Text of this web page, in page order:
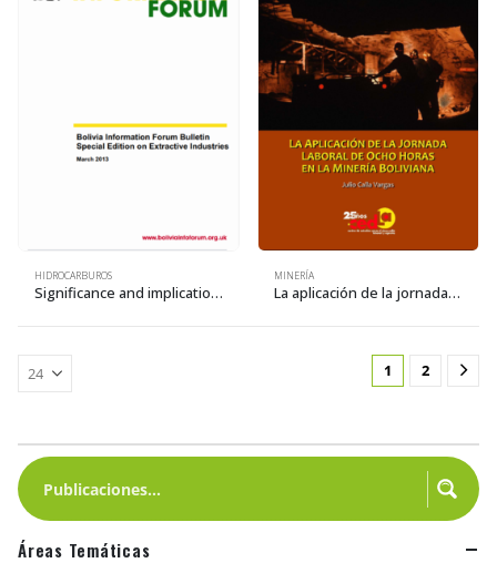
HIDROCARBUROS
Significance and implications of the increase in hydrocarbons rents
MINERÍA
La aplicación de la jornada laboral de ocho horas en la minería boliviana
1 2
Áreas Temáticas